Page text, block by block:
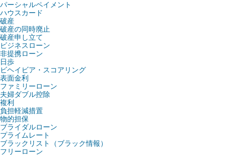
パーシャルペイメント
ハウスカード
破産
破産の同時廃止
破産申し立て
ビジネスローン
非提携ローン
日歩
ビヘイビア・スコアリング
表面金利
ファミリーローン
夫婦ダブル控除
複利
負担軽減措置
物的担保
ブライダルローン
プライムレート
ブラックリスト（ブラック情報）
フリーローン